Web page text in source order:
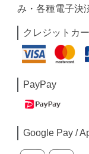
み・各種電子決
クレジットカ
PayPay
Google Pay /